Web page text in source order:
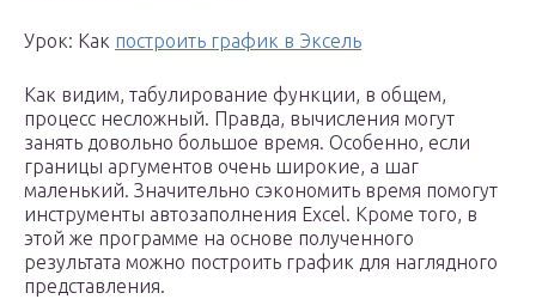
Урок: Как построить график в Эксель
Как видим, табулирование функции, в общем,
процесс несложный. Правда, вычисления могут
занять довольно большое время. Особенно, если
границы аргументов очень широкие, а шаг
маленький. Значительно сэкономить время помогут
инструменты автозаполнения Excel. Кроме того, в
этой же программе на основе полученного
результата можно построить график для наглядного
представления.